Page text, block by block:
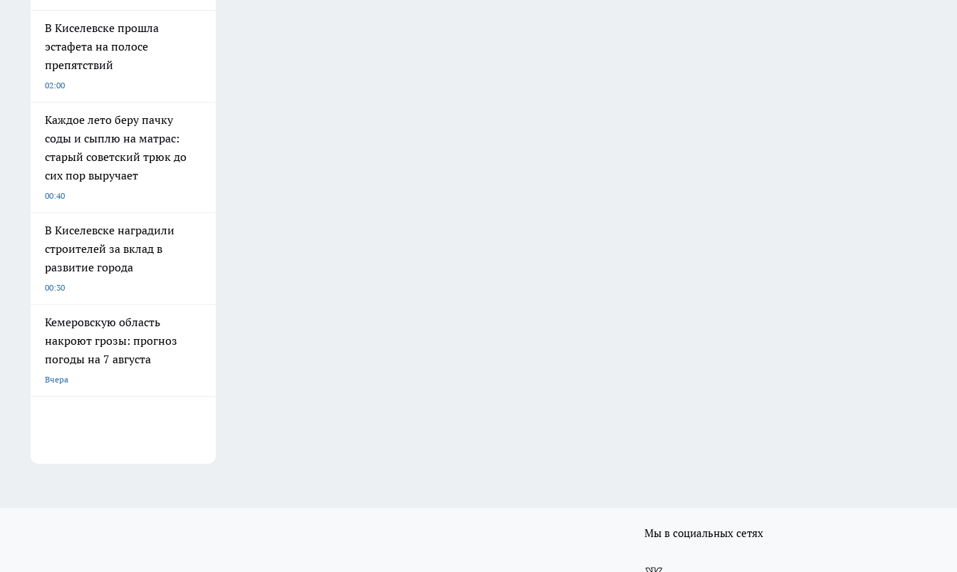
В Киселевске прошла
эстафета на полосе
препятствий
02:00
Каждое лето беру пачку
соды и сыплю на матрас:
старый советский трюк до
сих пор выручает
00:40
В Киселевске наградили
строителей за вклад в
развитие города
00:30
Кемеровскую область
накроют грозы: прогноз
погоды на 7 августа
Вчера
Мы в социальных сетях